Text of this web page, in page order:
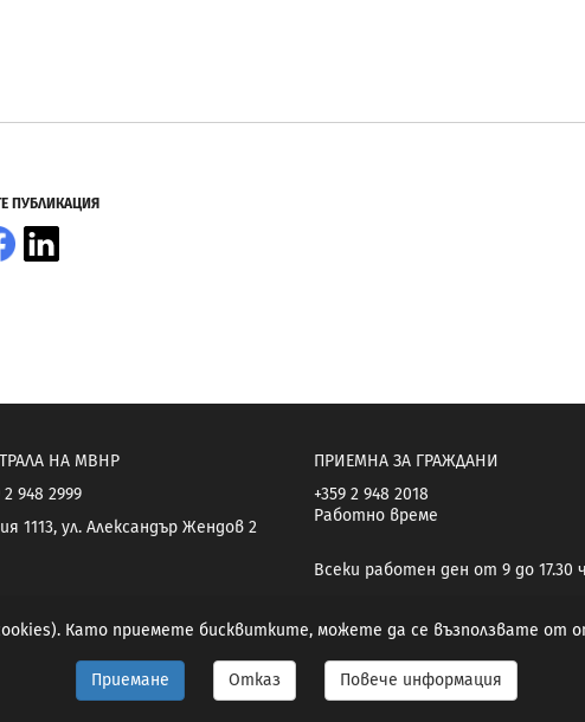
ПУБЛИКАЦИЯ
Facebook
НА МВНР
2 948 2999
1113, ул. Александър Жендов 2
ПРИЕМНА ЗА ГРАЖДАНИ
+359 2 948 2018
Работно време
Всеки работен ден от 9 до 17.30
Като приемете бисквитките, можете да се възползвате от
Приемане Отказ Повече информация